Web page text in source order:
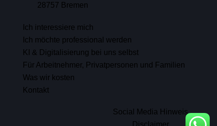
28757 Bremen
Ich interessiere mich
Ich möchte professional werden
KI & Digitalisierung bei uns selbst
Für Arbeitnehmer, Privatpersonen und Familien
Was wir kosten
Kontakt
Social Media Hinweis